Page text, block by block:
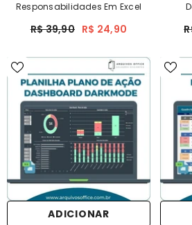
Responsabilidades Em Excel
R$ 39,90 R$ 24,90
ADICIONAR